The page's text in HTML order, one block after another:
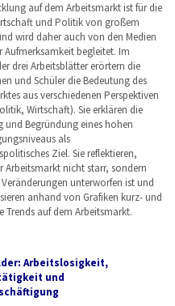
auf dem Arbeitsmarkt ist für die
und Politik von großem
wird daher auch von den Medien
Aufmerksamkeit begleitet. Im
drei Arbeitsblätter erörtern die
und Schüler die Bedeutung des
aus verschiedenen Perspektiven
Wirtschaft). Sie erklären die
und Begründung eines hohen
als
Ziel. Sie reflektieren,
Arbeitsmarkt nicht starr, sondern
unterworfen ist und
anhand von Grafiken kurz- und
Trends auf dem Arbeitsmarkt.
Arbeitslosigkeit,
und